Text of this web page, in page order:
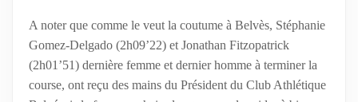
A noter que comme le veut la coutume à Belvès, Stéphanie
Gomez-Delgado (2h09’22) et Jonathan Fitzopatrick
(2h01’51) dernière femme et dernier homme à terminer la
course, ont reçu des mains du Président du Club Athlétique